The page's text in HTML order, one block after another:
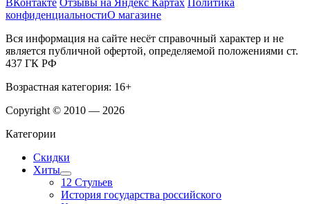
конфиденциальностиО магазине
Вся информация на сайте несёт справочный характер и не
является публичной офертой, определяемой положениями ст.
437 ГК РФ
Возрастная категория: 16+
Copyright © 2010 — 2026
Категории
Скидки
Хиты
12 Стульев
История государства российского